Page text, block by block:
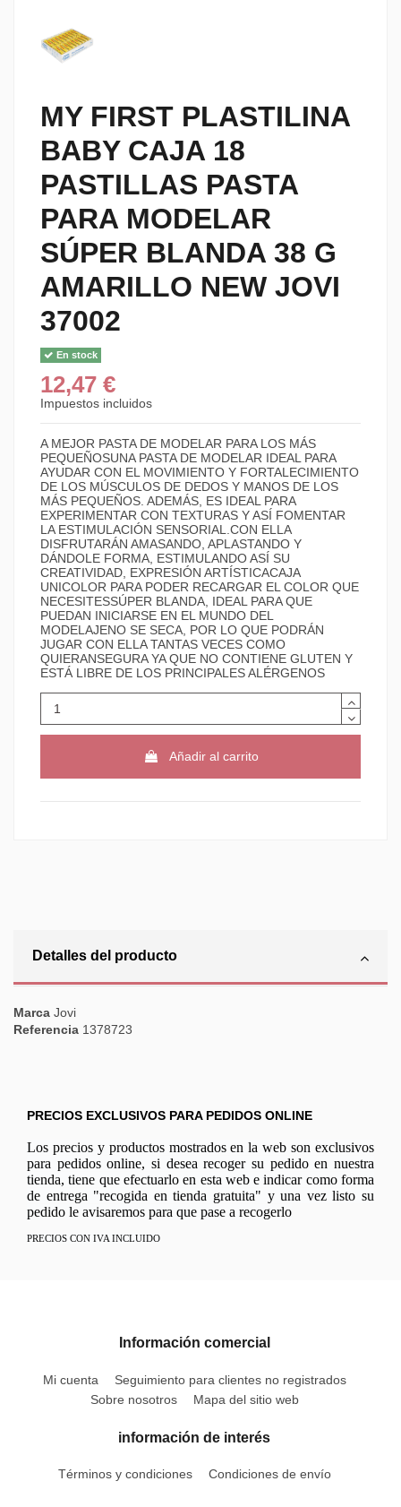
MY FIRST PLASTILINA
BABY CAJA 18
PASTILLAS PASTA
PARA MODELAR
SÚPER BLANDA 38 G
AMARILLO NEW JOVI
37002
En stock
12,47 €
Impuestos incluidos
A MEJOR PASTA DE MODELAR PARA LOS MÁS
PEQUEÑOSUNA PASTA DE MODELAR IDEAL PARA
AYUDAR CON EL MOVIMIENTO Y FORTALECIMIENTO
DE LOS MÚSCULOS DE DEDOS Y MANOS DE LOS
MÁS PEQUEÑOS. ADEMÁS, ES IDEAL PARA
EXPERIMENTAR CON TEXTURAS Y ASÍ FOMENTAR
LA ESTIMULACIÓN SENSORIAL.CON ELLA
DISFRUTARÁN AMASANDO, APLASTANDO Y
DÁNDOLE FORMA, ESTIMULANDO ASÍ SU
CREATIVIDAD, EXPRESIÓN ARTÍSTICACAJA
UNICOLOR PARA PODER RECARGAR EL COLOR QUE
NECESITESSÚPER BLANDA, IDEAL PARA QUE
PUEDAN INICIARSE EN EL MUNDO DEL
MODELAJENO SE SECA, POR LO QUE PODRÁN
JUGAR CON ELLA TANTAS VECES COMO
QUIERANSEGURA YA QUE NO CONTIENE GLUTEN Y
ESTÁ LIBRE DE LOS PRINCIPALES ALÉRGENOS
Añadir al carrito
Detalles del producto
Marca Jovi
Referencia 1378723
PRECIOS EXCLUSIVOS PARA PEDIDOS ONLINE
Los precios y productos mostrados en la web son exclusivos
para pedidos online, si desea recoger su pedido en nuestra
tienda, tiene que efectuarlo en esta web e indicar como forma
de entrega "recogida en tienda gratuita" y una vez listo su
pedido le avisaremos para que pase a recogerlo
PRECIOS CON IVA INCLUIDO
Información comercial
Mi cuenta
Seguimiento para clientes no registrados
Sobre nosotros
Mapa del sitio web
información de interés
Términos y condiciones Condiciones de envío